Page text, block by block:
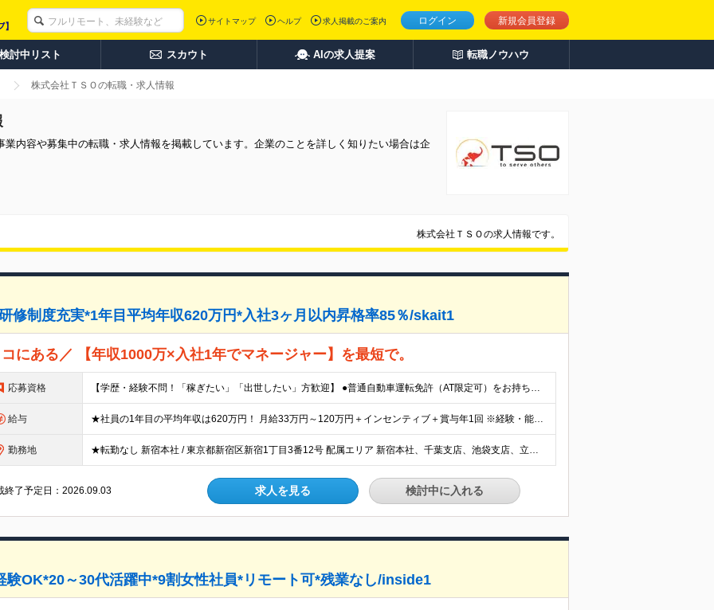
ログイン 新規会員登録
サイトマップ ヘルプ 求人掲載のご案内
検討中リスト スカウト AIの求人提案 転職ノウハウ
株式会社ＴＳＯの転職・求人情報
内容や募集中の転職・求人情報を掲載しています。企業のことを詳しく知りたい場合は企
株式会社ＴＳＯの求人情報です。
修制度充実*1年目平均年収620万円*入社3ヶ月以内昇格率85％/skait1
にある／ 【年収1000万×入社1年でマネージャー】を最短で。
応募資格 【学歴・経験不問！「稼ぎたい」「出世したい」方歓迎】 ●普通自動車運転免許（AT限定可）をお持ちの方 ☆こんな方はおすすめ！☆ ◎成長市場へ挑戦したい方 ◎年功序列ではなく正当な評価と報酬を得たい方 ◎コツコツと素直に業務に取り組める方
給与 ★社員の1年目の平均年収は620万円！ 月給33万円～120万円＋インセンティブ＋賞与年1回 ※経験・能力を考慮の上、決定します。 ※固定残業代（月69.5時間分・9万7,000円～）含む。超過分別途支給。 ※試用期間中1～2ヶ月（期間中の待遇の差異なし） 【インセンティブについて】 研修後の独り立ち初月から90％の社員がゲットしています。 平均支給額：月14万円 インセンティブだけで40万円稼ぐ社員も！
勤務地 ★転勤なし 新宿本社 / 東京都新宿区新宿1丁目3番12号 配属エリア 新宿本社、千葉支店、池袋支店、立川支店、大宮支店、品川支店、新横浜支店、横浜支店、竹ノ塚支店、水戸支店、高崎支店、宇都宮支店、静岡支店、名古屋支店、長野支店、名古屋第二支店、新大阪支店、天王寺支店、神戸支店、心斎橋支店、広島支店、福岡支店 千葉支店 / 千葉県千葉市中央区中央3-9-16 池袋支店 / 東京都豊島区高松1-11-15 立川支店 / 東京都立川市錦町1-8-7 大宮支店 / 埼玉県さいたま市北区宮原町2-16-14 品川支店 / 東京都品川区東五反田1-4-1 新横浜支店 / 神奈川県横浜市港北区新横浜1-2-1 横浜支店 / 神奈川県横浜市西区平沼1-6-7 竹ノ塚支店 / 東京都足立区伊興3丁1-23 水戸支店 / 茨城県水戸市城南1-2-43 高崎支店 / 群馬県高崎市足門町1637-6 宇都宮支店 / 栃木県宇都宮市本町4-15 ▼下記続きます
終了予定日：2026.09.03 求人を見る 検討中に入れる
験OK*20～30代活躍中*9割女性社員*リモート可*残業なし/inside1